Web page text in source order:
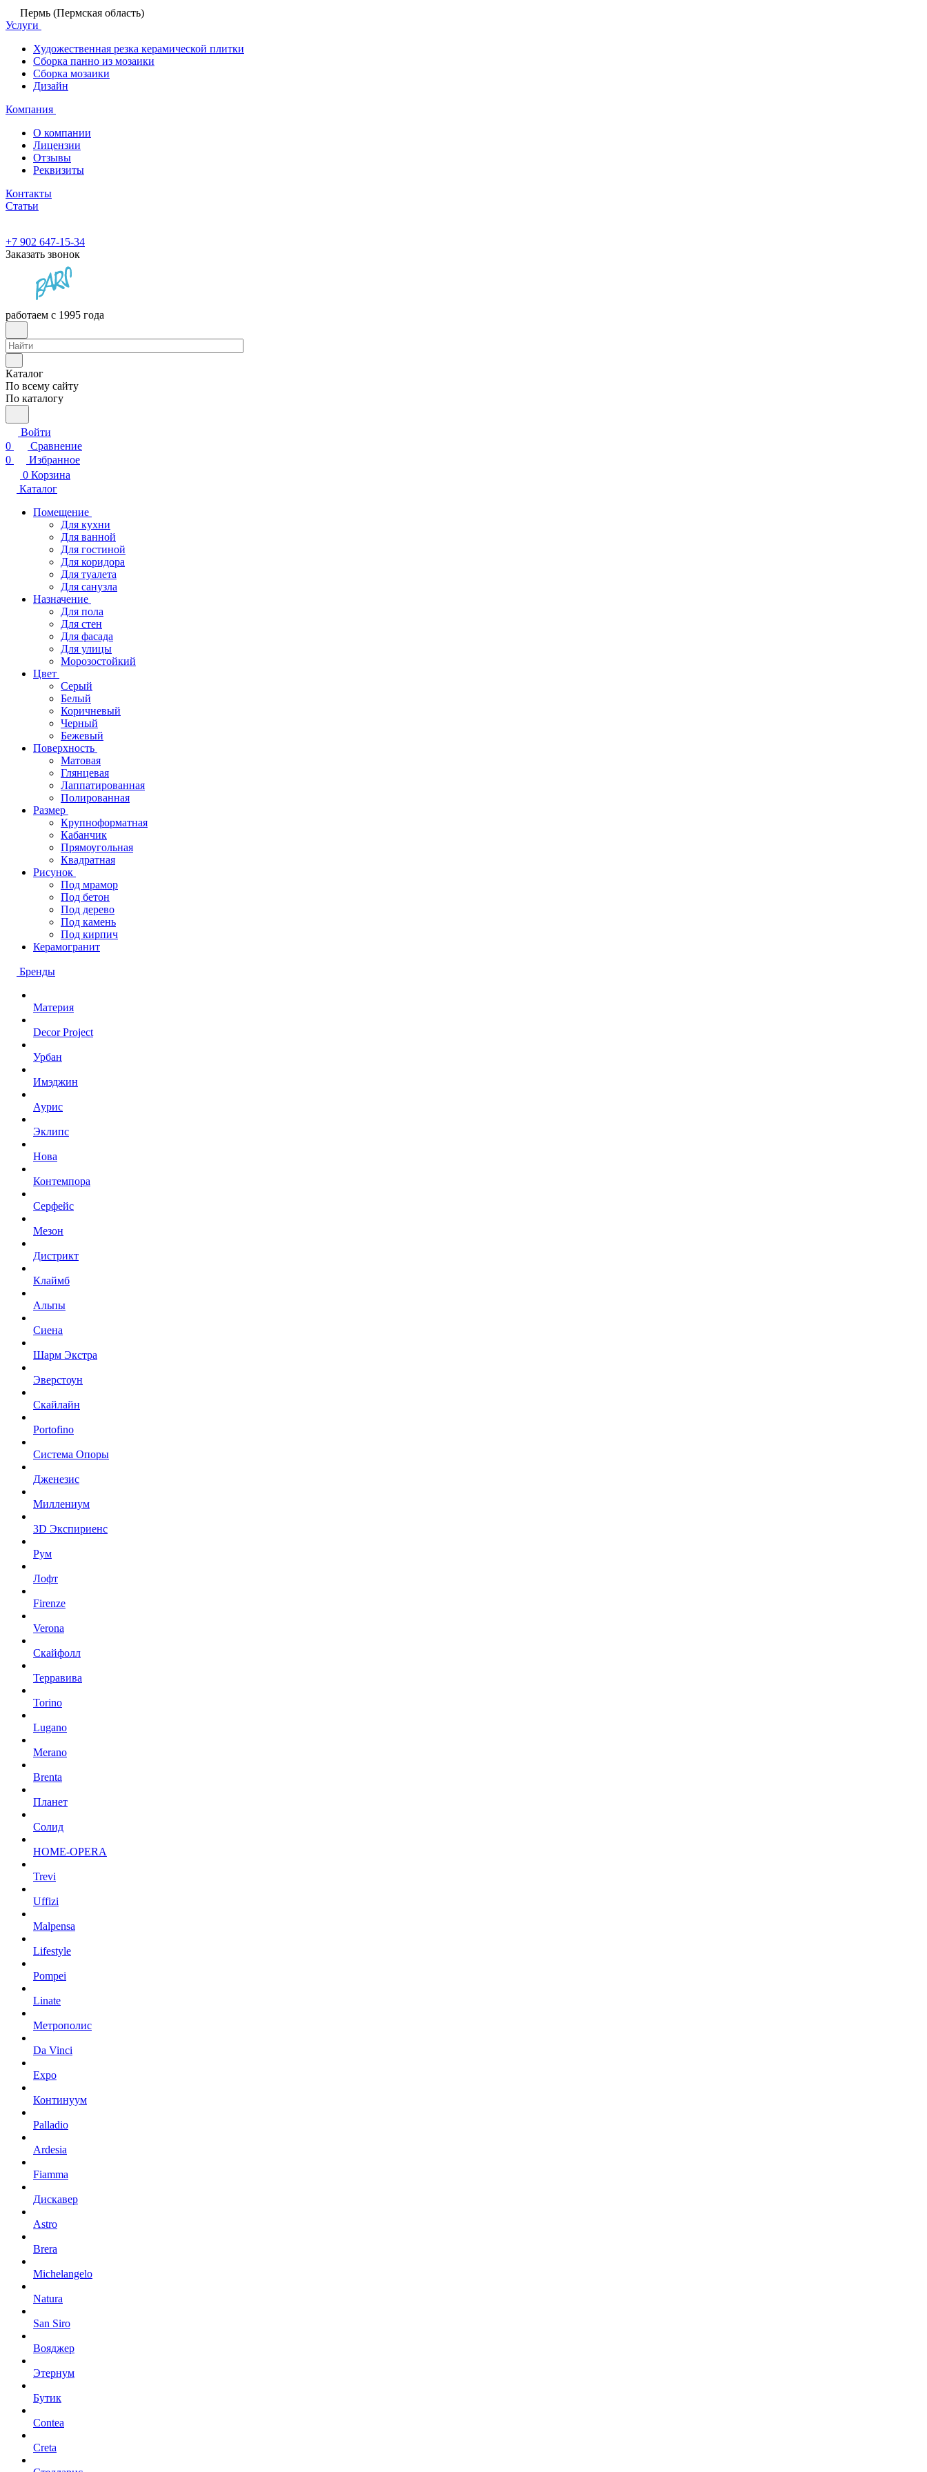
Пермь (Пермская область)
Услуги
Художественная резка керамической плитки
Сборка панно из мозаики
Сборка мозаики
Дизайн
Компания
О компании
Лицензии
Отзывы
Реквизиты
Контакты
Статьи
+7 902 647-15-34
Заказать звонок
работаем с 1995 года
Каталог
По всему сайту
По каталогу
Войти
0
Сравнение
0
Избранное
0 Корзина
Каталог
Помещение
Для кухни
Для ванной
Для гостиной
Для коридора
Для туалета
Для санузла
Назначение
Для пола
Для стен
Для фасада
Для улицы
Морозостойкий
Цвет
Серый
Белый
Коричневый
Черный
Бежевый
Поверхность
Матовая
Глянцевая
Лаппатированная
Полированная
Размер
Крупноформатная
Кабанчик
Прямоугольная
Квадратная
Рисунок
Под мрамор
Под бетон
Под дерево
Под камень
Под кирпич
Керамогранит
Бренды
Материя
Decor Project
Урбан
Имэджин
Аурис
Эклипс
Нова
Контемпора
Серфейс
Мезон
Дистрикт
Клаймб
Альпы
Сиена
Шарм Экстра
Эверстоун
Скайлайн
Portofino
Система Опоры
Дженезис
Миллениум
3D Экспириенс
Рум
Лофт
Firenze
Verona
Скайфолл
Терравива
Torino
Lugano
Merano
Brenta
Планет
Солид
HOME-OPERA
Trevi
Uffizi
Malpensa
Lifestyle
Pompei
Linate
Метрополис
Da Vinci
Expo
Континуум
Palladio
Ardesia
Fiamma
Дискавер
Astro
Brera
Michelangelo
Natura
San Siro
Вояджер
Этернум
Бутик
Contea
Creta